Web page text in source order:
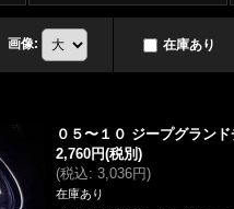
画像: 在庫あり
０５〜１０ ジープグラン
2,760円(税別)
(税込: 3,036円)
在庫あり